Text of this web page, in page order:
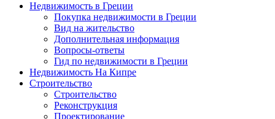
Недвижимость в Греции
Покупка недвижимости в Греции
Вид на жительство
Дополнительная информация
Вопросы-ответы
Гид по недвижимости в Греции
Недвижимость На Кипре
Строительство
Строительство
Реконструкция
Проектирование